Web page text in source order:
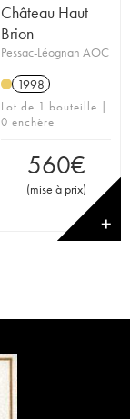
Château Haut
Brion
Pessac-Léognan AOC
1998
Lot de 1 bouteille |
0 enchère
560€
(mise à prix)
✕